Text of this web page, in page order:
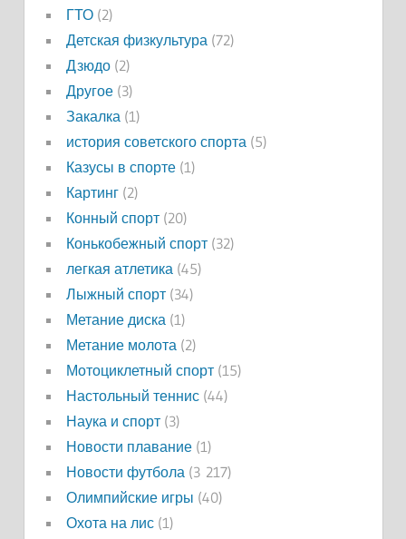
ГТО(2)
Детская физкультура(72)
Дзюдо(2)
Другое(3)
Закалка(1)
история советского спорта(5)
Казусы в спорте(1)
Картинг(2)
Конный спорт(20)
Конькобежный спорт(32)
легкая атлетика(45)
Лыжный спорт(34)
Метание диска(1)
Метание молота(2)
Мотоциклетный спорт(15)
Настольный теннис(44)
Наука и спорт(3)
Новости плавание(1)
Новости футбола(3 217)
Олимпийские игры (40)
Охота на лис(1)